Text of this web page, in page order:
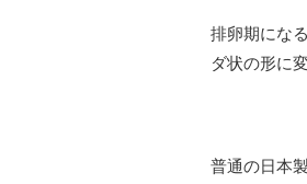
排卵期にな
ダ状の形に
普通の日本